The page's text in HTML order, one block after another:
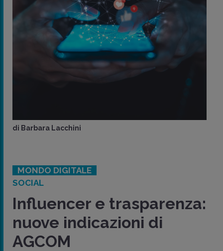
di Barbara Lacchini
MONDO DIGITALE
SOCIAL
Influencer e trasparenza:
nuove indicazioni di
AGCOM